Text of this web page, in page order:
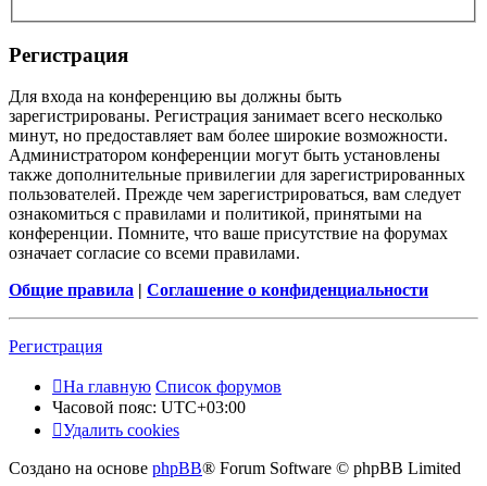
Регистрация
Для входа на конференцию вы должны быть
зарегистрированы. Регистрация занимает всего несколько
минут, но предоставляет вам более широкие возможности.
Администратором конференции могут быть установлены
также дополнительные привилегии для зарегистрированных
пользователей. Прежде чем зарегистрироваться, вам следует
ознакомиться с правилами и политикой, принятыми на
конференции. Помните, что ваше присутствие на форумах
означает согласие со всеми правилами.
Общие правила | Соглашение о конфиденциальности
Регистрация
На главную Список форумов
Часовой пояс: UTC+03:00
Удалить cookies
Создано на основе phpBB® Forum Software © phpBB Limited